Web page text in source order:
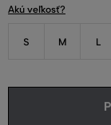
Akú veľkosť?
S M L